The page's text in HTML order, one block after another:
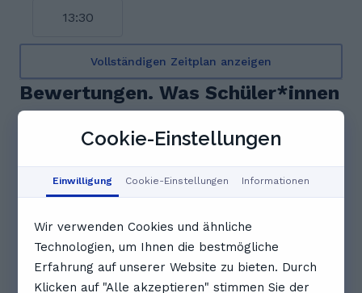
13:30
Vollständigen Zeitplan anzeigen
Bewertungen. Was Schüler*innen
über Hannah sagen
5 Bewertungen
Feedback-Zusammenfassung
Lernbegeisterte Studenten schwärmen von
Hannahs offener und verständnisvoller Art. Sie
schaffe eine angenehme Atmosphäre, in der das
Cookie-Einstellungen
Einwilligung Cookie-Einstellungen Informationen
Wir verwenden Cookies und ähnliche
Technologien, um Ihnen die bestmögliche
Erfahrung auf unserer Website zu bieten. Durch
Klicken auf "Alle akzeptieren" stimmen Sie der